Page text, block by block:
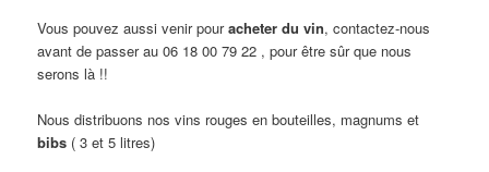
Vous pouvez aussi venir pouracheter du vin, contactez-nous
avant de passer au 06 18 00 79 22 , pour être sûr que nous
serons là !!
Nous distribuons nos vins rouges en bouteilles, magnums et
bibs ( 3 et 5 litres)